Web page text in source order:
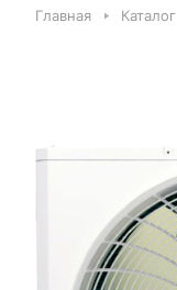
Главная Каталог